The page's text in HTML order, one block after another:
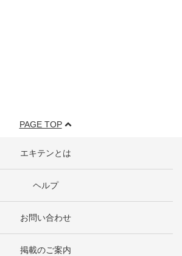
PAGE TOP
エキテンとは
ヘルプ
お問い合わせ
掲載のご案内